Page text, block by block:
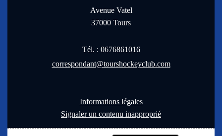
Avenue Vatel
37000 Tours
Tél. : 0676861016
correspondant@tourshockeyclub.com
Informations légales
Signaler un contenu inapproprié